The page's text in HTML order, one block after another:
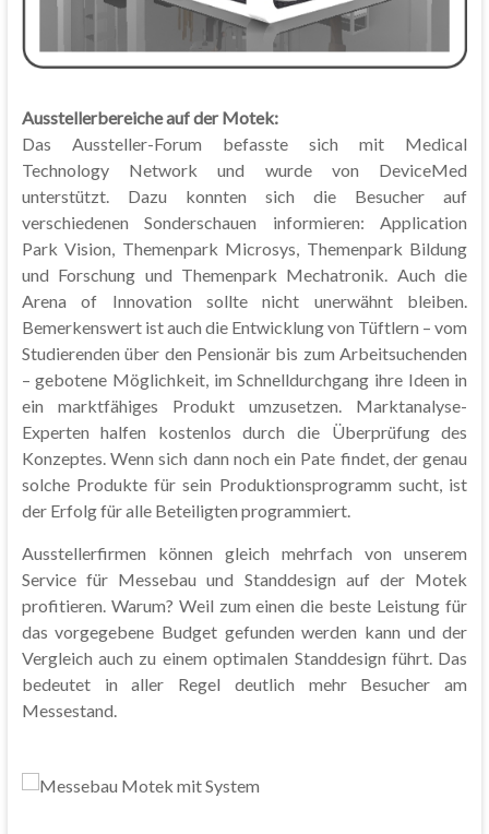
Ausstellerbereiche auf der Motek:
Das Aussteller-Forum befasste sich mit Medical
Technology Network und wurde von DeviceMed
unterstützt. Dazu konnten sich die Besucher auf
verschiedenen Sonderschauen informieren: Application
Park Vision, Themenpark Microsys, Themenpark Bildung
und Forschung und Themenpark Mechatronik. Auch die
Arena of Innovation sollte nicht unerwähnt bleiben.
Bemerkenswert ist auch die Entwicklung von Tüftlern – vom
Studierenden über den Pensionär bis zum Arbeitsuchenden
– gebotene Möglichkeit, im Schnelldurchgang ihre Ideen in
ein marktfähiges Produkt umzusetzen. Marktanalyse-
Experten halfen kostenlos durch die Überprüfung des
Konzeptes. Wenn sich dann noch ein Pate findet, der genau
solche Produkte für sein Produktionsprogramm sucht, ist
der Erfolg für alle Beteiligten programmiert.
Ausstellerfirmen können gleich mehrfach von unserem
Service für Messebau und Standdesign auf der Motek
profitieren. Warum? Weil zum einen die beste Leistung für
das vorgegebene Budget gefunden werden kann und der
Vergleich auch zu einem optimalen Standdesign führt. Das
bedeutet in aller Regel deutlich mehr Besucher am
Messestand.